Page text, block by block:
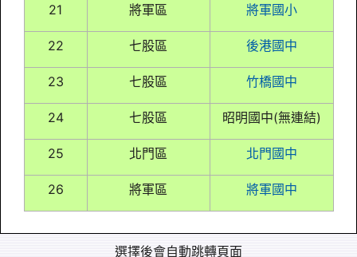
21 將軍區 將軍國小
22 七股區 後港國中
23 七股區 竹橋國中
24 七股區 昭明國中(無連結)
25 北門區 北門國中
26 將軍區 將軍國中
選擇後會自動跳轉頁面